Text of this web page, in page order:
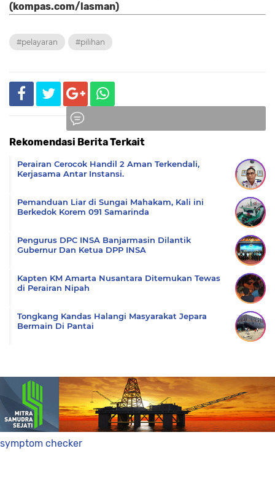
(kompas.com/lasman)
#pelayaran #pilihan
Rekomendasi Berita Terkait
Perairan Cerocok Handil 2 Aman Terkendali,
Kerjasama Antar Instansi.
Pemanduan Liar di Sungai Mahakam, Kali ini
Berkedok Korem 091 Samarinda
Pengurus DPC INSA Banjarmasin Dilantik
Gubernur Dan Ketua DPP INSA
Kapten KM Amarta Nusantara Ditemukan Tewas
di Perairan Nipah
Tongkang Kandas Halangi Masyarakat Jepara
Bermain Di Pantai
symptom checker